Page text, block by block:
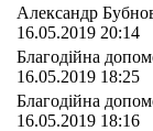
Александр
16.05.2019 20:14
Благодійна
16.05.2019 18:25
Благодійна
16.05.2019 18:16